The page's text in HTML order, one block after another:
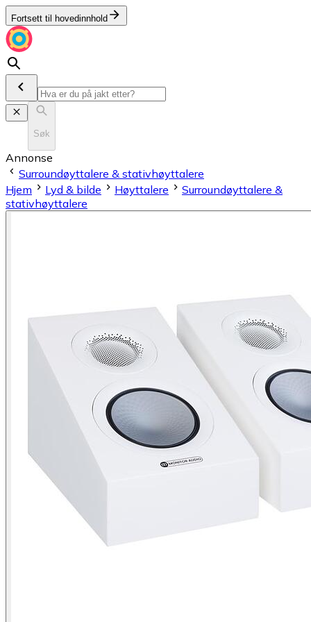
Fortsett til hovedinnhold
Søk
Annonse
Surroundøyttalere & stativhøyttalere
Hjem
Lyd & bilde Høyttalere
Surroundøyttalere &
stativhøyttalere